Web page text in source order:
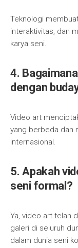
Teknologi
interaktivitas, dan
karya seni.
4.
dengan
Video art
yang berbeda dan
internasional.
5. Apakah
seni formal?
Ya, video art telah
galeri di seluruh
dalam dunia seni